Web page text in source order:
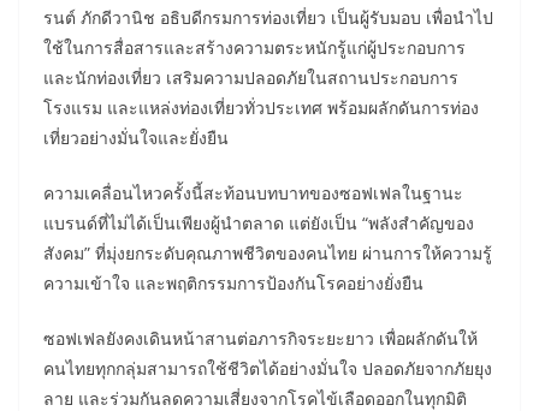
รนต์ ภักดีวานิช อธิบดีกรมการท่องเที่ยว เป็นผู้รับมอบ เพื่อนำไป
ใช้ในการสื่อสารและสร้างความตระหนักรู้แก่ผู้ประกอบการ
และนักท่องเที่ยว เสริมความปลอดภัยในสถานประกอบการ
โรงแรม และแหล่งท่องเที่ยวทั่วประเทศ พร้อมผลักดันการท่อง
เที่ยวอย่างมั่นใจและยั่งยืน
ความเคลื่อนไหวครั้งนี้สะท้อนบทบาทของซอฟเฟลในฐานะ
แบรนด์ที่ไม่ได้เป็นเพียงผู้นำตลาด แต่ยังเป็น “พลังสำคัญของ
สังคม” ที่มุ่งยกระดับคุณภาพชีวิตของคนไทย ผ่านการให้ความรู้
ความเข้าใจ และพฤติกรรมการป้องกันโรคอย่างยั่งยืน
​ซอฟเฟลยังคงเดินหน้าสานต่อภารกิจระยะยาว เพื่อผลักดันให้
คนไทยทุกกลุ่มสามารถใช้ชีวิตได้อย่างมั่นใจ ปลอดภัยจากภัยยุง
ลาย และร่วมกันลดความเสี่ยงจากโรคไข้เลือดออกในทุกมิติ